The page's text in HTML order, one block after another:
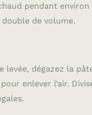
pendant environ
double de volume.
levée, dégazez la
enlever l’air.